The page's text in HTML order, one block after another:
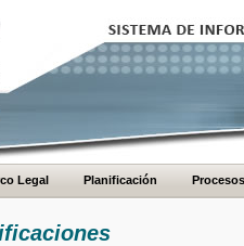
Legal Planificación Procesos